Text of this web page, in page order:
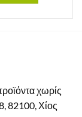
χωρίς
82100, Χίος